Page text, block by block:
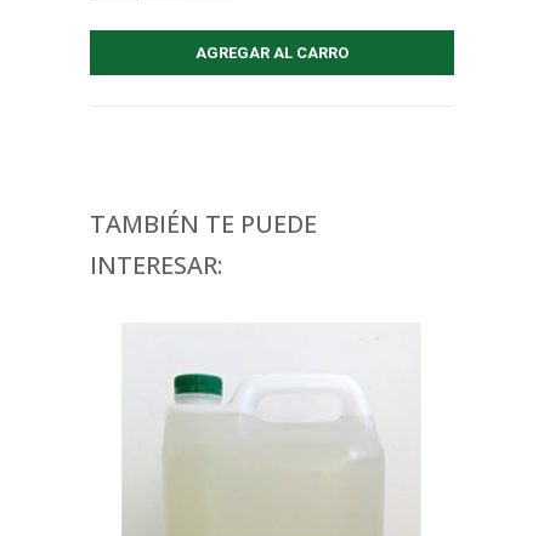
TAMBIÉN TE PUEDE
INTERESAR: